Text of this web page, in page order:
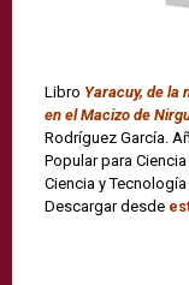
Libro Yaracuy, de la
en el Macizo de
Rodríguez García.
Popular para
Ciencia y
Descargar desde